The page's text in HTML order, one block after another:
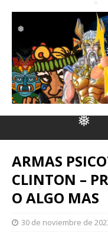
❅
❅ ❅
ARMAS
CLINTON –
O ALGO MAS
30 de noviembre de